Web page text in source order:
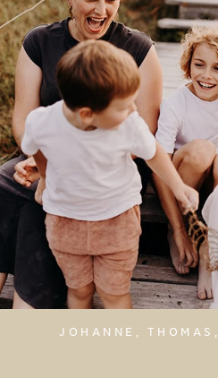
JOHANNE,